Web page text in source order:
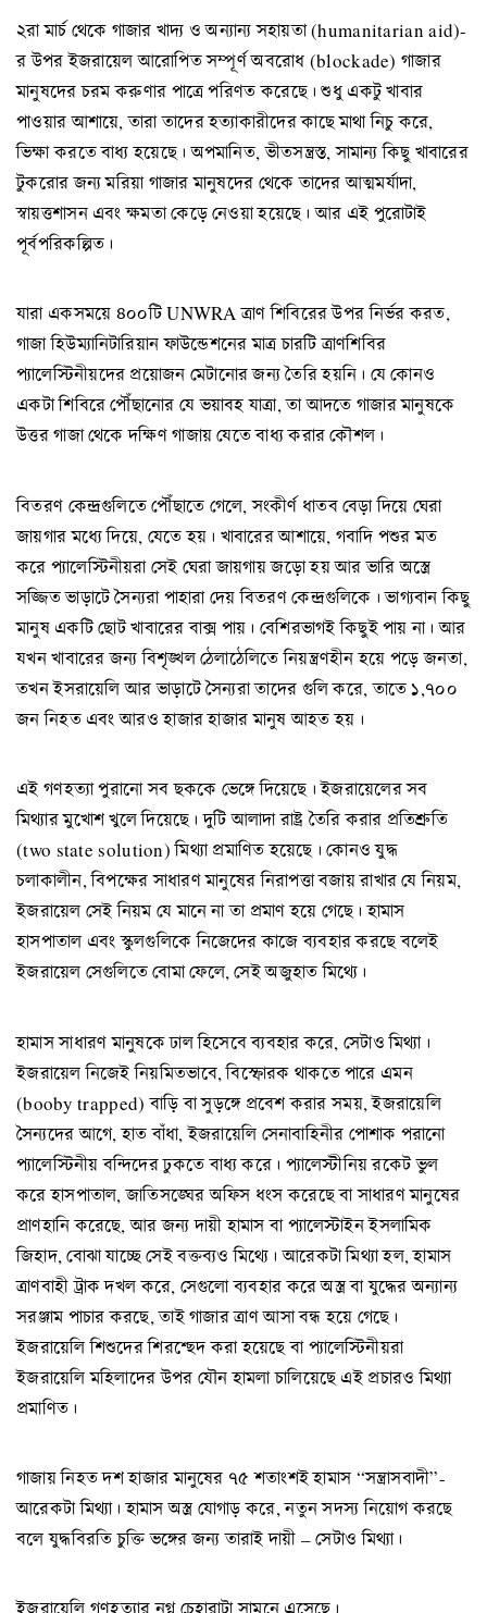
২রা মার্চ থেকে গাজার খাদ্য ও অন্যান্য সহায়তা (humanitarian aid)-
র উপর ইজরায়েল আরোপিত সম্পূর্ণ অবরোধ (blockade) গাজার
মানুষদের চরম করুণার পাত্রে পরিণত করেছে। শুধু একটু খাবার
পাওয়ার আশায়ে, তারা তাদের হত্যাকারীদের কাছে মাথা নিচু করে,
ভিক্ষা করতে বাধ্য হয়েছে। অপমানিত, ভীতসন্ত্রস্ত, সামান্য কিছু খাবারের
টুকরোর জন্য মরিয়া গাজার মানুষদের থেকে তাদের আত্মমর্যাদা,
স্বায়ত্তশাসন এবং ক্ষমতা কেড়ে নেওয়া হয়েছে। আর এই পুরোটাই
পূর্বপরিকল্পিত।
যারা একসময়ে ৪০০টি UNWRA ত্রাণ শিবিরের উপর নির্ভর করত,
গাজা হিউম্যানিটারিয়ান ফাউন্ডেশনের মাত্র চারটি ত্রাণশিবির
প্যালেস্টিনীয়দের প্রয়োজন মেটানোর জন্য তৈরি হয়নি। যে কোনও
একটা শিবিরে পৌঁছানোর যে ভয়াবহ যাত্রা, তা আদতে গাজার মানুষকে
উত্তর গাজা থেকে দক্ষিণ গাজায় যেতে বাধ্য করার কৌশল।
বিতরণ কেন্দ্রগুলিতে পৌঁছাতে গেলে, সংকীর্ণ ধাতব বেড়া দিয়ে ঘেরা
জায়গার মধ্যে দিয়ে, যেতে হয়। খাবারের আশায়ে, গবাদি পশুর মত
করে প্যালেস্টিনীয়রা সেই ঘেরা জায়গায় জড়ো হয় আর ভারি অস্ত্রে
সজ্জিত ভাড়াটে সৈন্যরা পাহারা দেয় বিতরণ কেন্দ্রগুলিকে। ভাগ্যবান কিছু
মানুষ একটি ছোট খাবারের বাক্স পায়। বেশিরভাগই কিছুই পায় না। আর
যখন খাবারের জন্য বিশৃঙ্খল ঠেলাঠেলিতে নিয়ন্ত্রণহীন হয়ে পড়ে জনতা,
তখন ইসরায়েলি আর ভাড়াটে সৈন্যরা তাদের গুলি করে, তাতে ১,৭০০
জন নিহত এবং আরও হাজার হাজার মানুষ আহত হয়।
এই গণহত্যা পুরানো সব ছককে ভেঙ্গে দিয়েছে। ইজরায়েলের সব
মিথ্যার মুখোশ খুলে দিয়েছে। দুটি আলাদা রাষ্ট্র তৈরি করার প্রতিশ্রুতি
(two state solution) মিথ্যা প্রমাণিত হয়েছে। কোনও যুদ্ধ
চলাকালীন, বিপক্ষের সাধারণ মানুষের নিরাপত্তা বজায় রাখার যে নিয়ম,
ইজরায়েল সেই নিয়ম যে মানে না তা প্রমাণ হয়ে গেছে। হামাস
হাসপাতাল এবং স্কুলগুলিকে নিজেদের কাজে ব্যবহার করছে বলেই
ইজরায়েল সেগুলিতে বোমা ফেলে, সেই অজুহাত মিথ্যে।
হামাস সাধারণ মানুষকে ঢাল হিসেবে ব্যবহার করে, সেটাও মিথ্যা।
ইজরায়েল নিজেই নিয়মিতভাবে, বিস্ফোরক থাকতে পারে এমন
(booby trapped) বাড়ি বা সুড়ঙ্গে প্রবেশ করার সময়, ইজরায়েলি
সৈন্যদের আগে, হাত বাঁধা, ইজরায়েলি সেনাবাহিনীর পোশাক পরানো
প্যালেস্টিনীয় বন্দিদের ঢুকতে বাধ্য করে। প্যালেস্টীনিয় রকেট ভুল
করে হাসপাতাল, জাতিসঙ্ঘের অফিস ধংস করেছে বা সাধারণ মানুষের
প্রাণহানি করেছে, আর জন্য দায়ী হামাস বা প্যালেস্টাইন ইসলামিক
জিহাদ, বোঝা যাচ্ছে সেই বক্তব্যও মিথ্যে। আরেকটা মিথ্যা হল, হামাস
ত্রাণবাহী ট্রাক দখল করে, সেগুলো ব্যবহার করে অস্ত্র বা যুদ্ধের অন্যান্য
সরঞ্জাম পাচার করছে, তাই গাজার ত্রাণ আসা বন্ধ হয়ে গেছে।
ইজরায়েলি শিশুদের শিরশ্ছেদ করা হয়েছে বা প্যালেস্টিনীয়রা
ইজরায়েলি মহিলাদের উপর যৌন হামলা চালিয়েছে এই প্রচারও মিথ্যা
প্রমাণিত।
গাজায় নিহত দশ হাজার মানুষের ৭৫ শতাংশই হামাস “সন্ত্রাসবাদী”-
আরেকটা মিথ্যা। হামাস অস্ত্র যোগাড় করে, নতুন সদস্য নিয়োগ করছে
বলে যুদ্ধবিরতি চুক্তি ভঙ্গের জন্য তারাই দায়ী – সেটাও মিথ্যা।